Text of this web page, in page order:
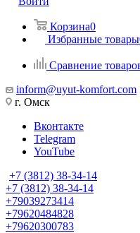
Корзина0
Избранные товары
Сравнение
inform@uyut-komfort.com
г. Омск
Вконтакте
Telegram
YouTube
+7 (3812) 38-34-14
+7 (3812) 38-34-14
+79039273414
+79620484828
+79620300783